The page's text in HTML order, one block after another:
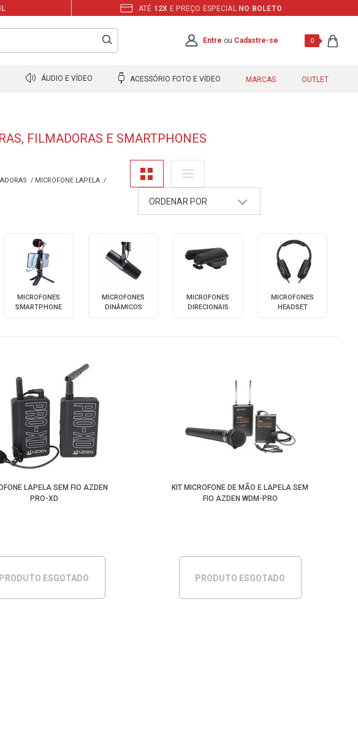
ATÉ 12X E PREÇO ESPECIAL NO BOLETO
Entre ou Cadastre-se 0
ÁUDIO E VÍDEO ACESSÓRIO FOTO E VÍDEO MARCAS OUTLET
FILMADORAS E SMARTPHONES
MICROFONE LAPELA
ORDENAR POR
Z - A
Mais Vendidos
Menor Preço
MICROFONES
SMARTPHONE
MICROFONES
DINÂMICOS
MICROFONES
DIRECIONAIS
MICROFONES
HEADSET
LAPELA SEM FIO AZDEN
PRO-XD
PRODUTO ESGOTADO
KIT MICROFONE DE MÃO E LAPELA SEM
FIO AZDEN WDM-PRO
PRODUTO ESGOTADO